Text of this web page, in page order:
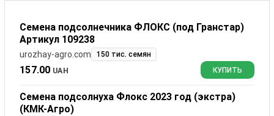
Семена подсолнечника ФЛОКС (под Гранстар)
Артикул 109238
urozhay-agro.com 150 тис. семян
157.00 UAH КУПИТЬ
Семена подсолнуха Флокс 2023 год (экстра)
(КМК-Агро)